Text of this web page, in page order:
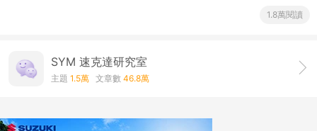
1.8萬閱讀
SYM 速克達研究室
主題 1.5萬 文章數 46.8萬